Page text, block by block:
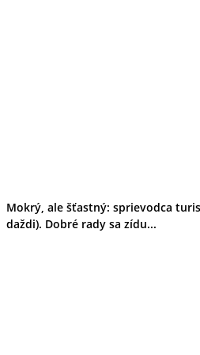
Mokrý, ale šťastný: sprievodca
daždi). Dobré rady sa zídu...